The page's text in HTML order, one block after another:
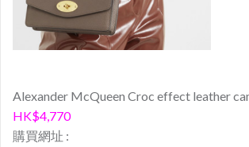
Alexander McQueen Croc effect leather
HK$4,770
購買網址 :